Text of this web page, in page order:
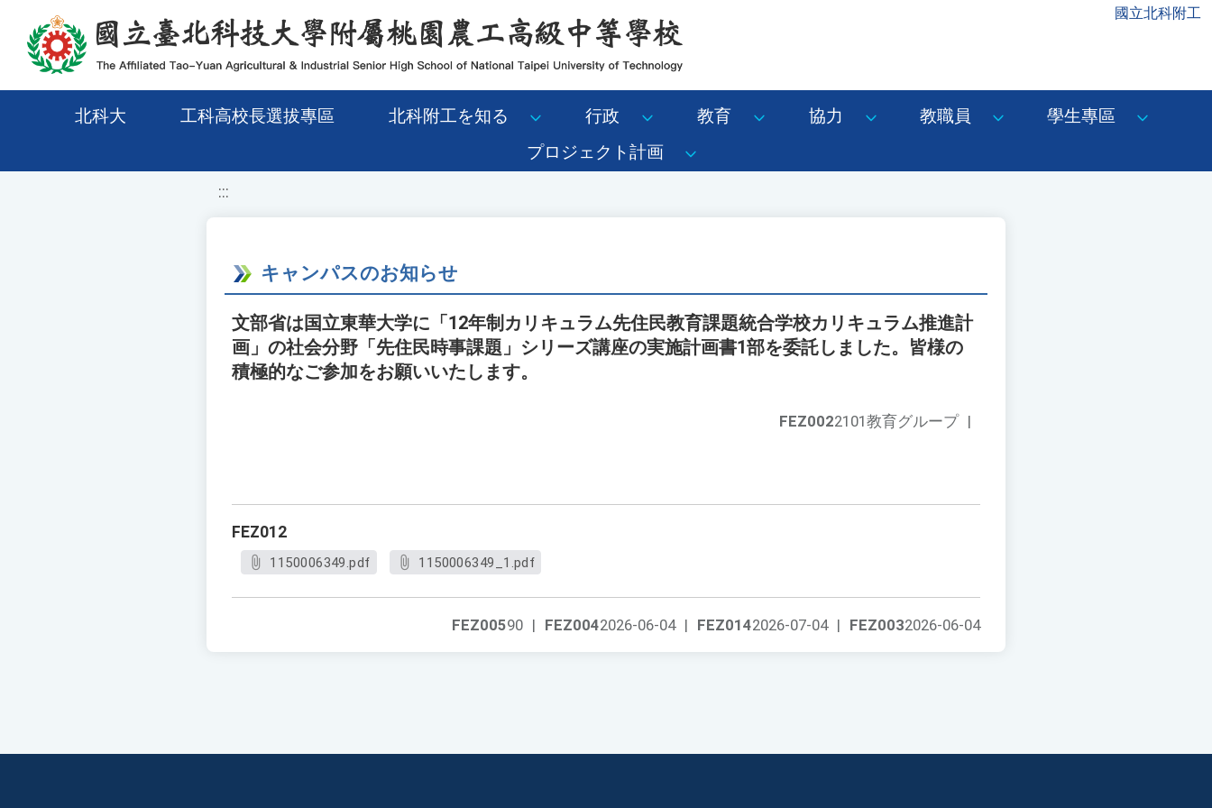
移至網頁之主要內容區位置 國立北科附工
北科大 工科高校長選拔專區 北科附工を知る 行政 教育 協力 教職員
學生專區
プロジェクト計画
:::
キャンパスのお知らせ
文部省は国立東華大学に「12年制カリキュラム先住民教育課題統合学校カリキュラム推進計
画」の社会分野「先住民時事課題」シリーズ講座の実施計画書1部を委託しました。皆様の
積極的なご参加をお願いいたします。
FEZ0022101教育グループ |
FEZ012
1150006349.pdf 1150006349_1.pdf
FEZ0032026-06-04
FEZ0142026-07-04 |
FEZ0042026-06-04 |
FEZ00590 |